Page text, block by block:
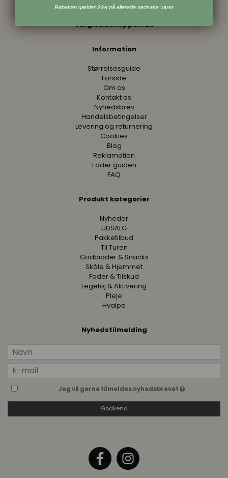
vuf@seleshoppen.dk
Information
Størrelsesguide
Forside
Om os
Kontakt os
Nyhedsbrev
Handelsbetingelser
Levering og returnering
Cookies
Blog
Reklamation
Foder guiden
FAQ
Produkt kategorier
Nyheder
UDSALG
Pakketilbud
Til Turen
Godbidder & Snacks
Skåle & Hjemmet
Foder & Tilskud
Legetøj & Aktivering
Pleje
Hvalpe
Nyhedstilmelding
Jeg vil gerne tilmeldes nyhedsbrevet
Godkend
Rabatten gælder ikke på allerede nedsatte varer